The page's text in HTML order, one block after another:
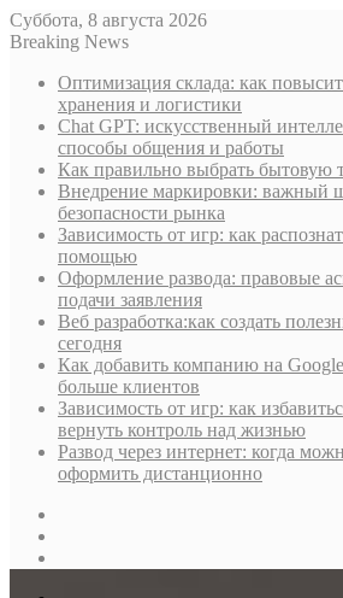
Суббота, 8 августа 2026
Breaking News
Оптимизация склада: как
хранения и логистики
Chat GPT: искусственный
способы общения и работы
Как правильно выбрать бытовую
Внедрение маркировки: важный
безопасности рынка
Зависимость от игр: как
помощью
Оформление развода: правовые
подачи заявления
Веб разработка:как создать
сегодня
Как добавить компанию на
больше клиентов
Зависимость от игр: как
вернуть контроль над жизнью
Развод через интернет: когда
оформить дистанционно